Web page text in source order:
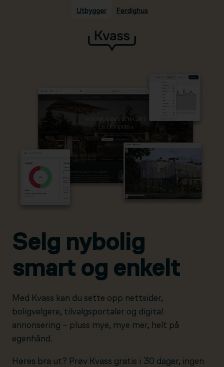
Hopp til hovedinnhold
Utbygger Ferdighus
Selg nybolig
smart og enkelt
Med Kvass kan du sette opp nettsider,
boligvelgere, tilvalgsportaler og digital
annonsering – pluss mye, mye mer, helt på
egenhånd.
Høres bra ut? Prøv Kvass gratis i 30 dager, ingen